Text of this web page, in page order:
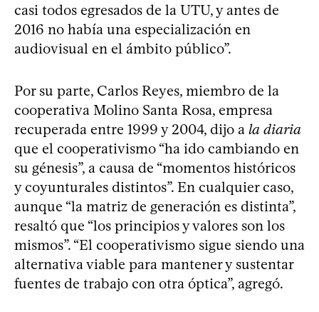
casi todos egresados de la UTU, y antes de
2016 no había una especialización en
audiovisual en el ámbito público”.
Por su parte, Carlos Reyes, miembro de la
cooperativa Molino Santa Rosa, empresa
recuperada entre 1999 y 2004, dijo a la diaria
que el cooperativismo “ha ido cambiando en
su génesis”, a causa de “momentos históricos
y coyunturales distintos”. En cualquier caso,
aunque “la matriz de generación es distinta”,
resaltó que “los principios y valores son los
mismos”. “El cooperativismo sigue siendo una
alternativa viable para mantener y sustentar
fuentes de trabajo con otra óptica”, agregó.